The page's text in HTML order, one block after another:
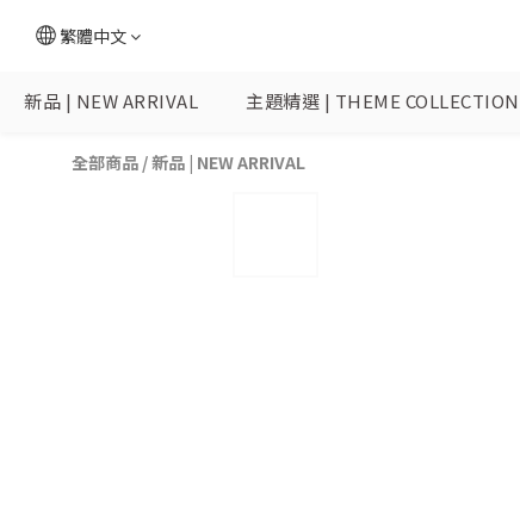
繁體中文
新品 | NEW ARRIVAL 主題精選 | THEME COLLECTION
全部商品 /新品 | NEW ARRIVAL